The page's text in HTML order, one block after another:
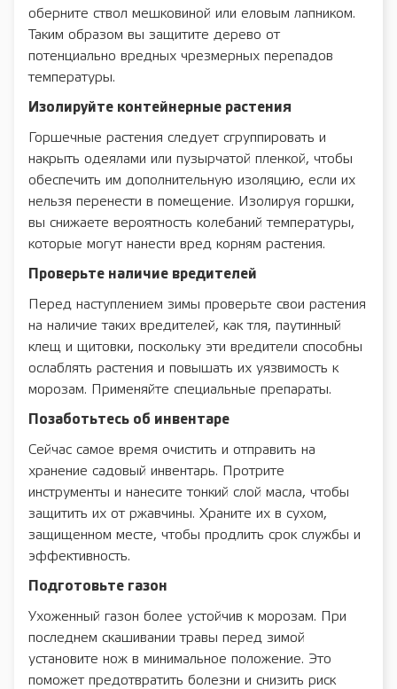
оберните ствол мешковиной или еловым лапником.
Таким образом вы защитите дерево от
потенциально вредных чрезмерных перепадов
температуры.
Изолируйте контейнерные растения
Горшечные растения следует сгруппировать и
накрыть одеялами или пузырчатой пленкой, чтобы
обеспечить им дополнительную изоляцию, если их
нельзя перенести в помещение. Изолируя горшки,
вы снижаете вероятность колебаний температуры,
которые могут нанести вред корням растения.
Проверьте наличие вредителей
Перед наступлением зимы проверьте свои растения
на наличие таких вредителей, как тля, паутинный
клещ и щитовки, поскольку эти вредители способны
ослаблять растения и повышать их уязвимость к
морозам. Применяйте специальные препараты.
Позаботьтесь об инвентаре
Сейчас самое время очистить и отправить на
хранение садовый инвентарь. Протрите
инструменты и нанесите тонкий слой масла, чтобы
защитить их от ржавчины. Храните их в сухом,
защищенном месте, чтобы продлить срок службы и
эффективность.
Подготовьте газон
Ухоженный газон более устойчив к морозам. При
последнем скашивании травы перед зимой
установите нож в минимальное положение. Это
поможет предотвратить болезни и снизить риск